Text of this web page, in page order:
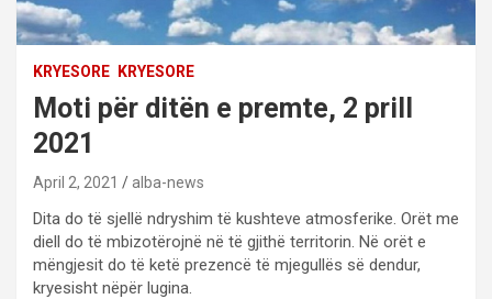
KRYESORE KRYESORE
Moti për ditën e premte, 2 prill
2021
April 2, 2021 alba-news
Dita do të sjellë ndryshim të kushteve atmosferike. Orët me
diell do të mbizotërojnë në të gjithë territorin. Në orët e
mëngjesit do të ketë prezencë të mjegullës së dendur,
kryesisht nëpër lugina.